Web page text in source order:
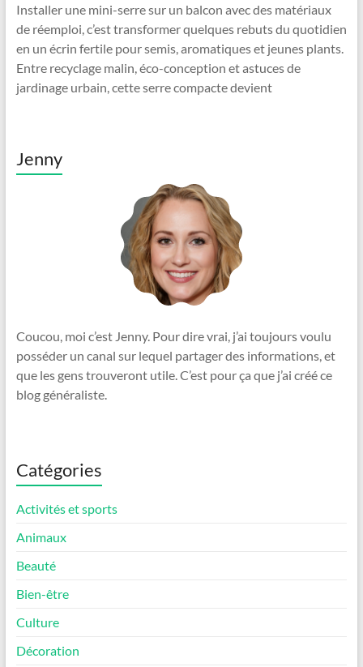
Installer une mini-serre sur un balcon avec des matériaux
de réemploi, c’est transformer quelques rebuts du quotidien
en un écrin fertile pour semis, aromatiques et jeunes plants.
Entre recyclage malin, éco-conception et astuces de
jardinage urbain, cette serre compacte devient
Jenny
Coucou, moi c’est Jenny. Pour dire vrai, j’ai toujours voulu
posséder un canal sur lequel partager des informations, et
que les gens trouveront utile. C’est pour ça que j’ai créé ce
blog généraliste.
Catégories
Activités et sports
Animaux
Beauté
Bien-être
Culture
Décoration